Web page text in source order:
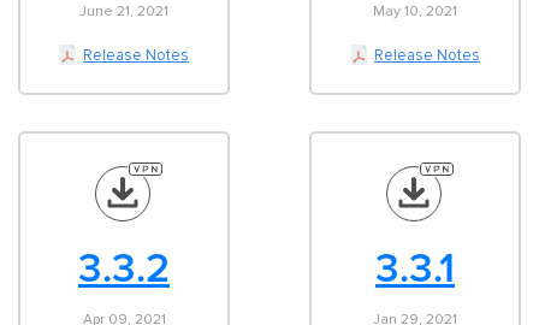
June 21, 2021
Release Notes
May 10, 2021
Release Notes
3.3.2
Apr 09, 2021
3.3.1
Jan 29, 2021